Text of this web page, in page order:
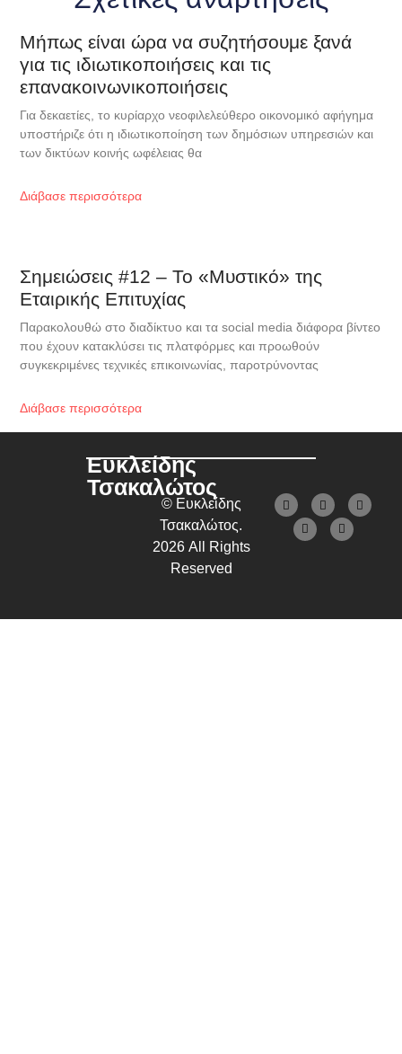
Μήπως είναι ώρα να συζητήσουμε ξανά
για τις ιδιωτικοποιήσεις και τις
επανακοινωνικοποιήσεις
Για δεκαετίες, το κυρίαρχο νεοφιλελεύθερο οικονομικό αφήγημα
υποστήριζε ότι η ιδιωτικοποίηση των δημόσιων υπηρεσιών και
των δικτύων κοινής ωφέλειας θα
Διάβασε περισσότερα
Σημειώσεις #12 – Το «Μυστικό» της
Εταιρικής Επιτυχίας
Παρακολουθώ στο διαδίκτυο και τα social media διάφορα βίντεο
που έχουν κατακλύσει τις πλατφόρμες και προωθούν
συγκεκριμένες τεχνικές επικοινωνίας, παροτρύνοντας
Διάβασε περισσότερα
Ευκλείδης
Τσακαλώτος
© Ευκλείδης
Τσακαλώτος.
2026 All Rights
Reserved